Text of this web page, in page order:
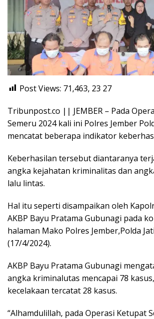
Post Views: 71,463, 23 27
Tribunpost.co || JEMBER – Pada
Semeru 2024 kali ini Polres Jember
mencatat beberapa indikator
Keberhasilan tersebut diantaranya
angka kejahatan kriminalitas dan
lalu lintas.
Hal itu seperti disampaikan oleh
AKBP Bayu Pratama Gubunagi pada
halaman Mako Polres Jember,Polda
(17/4/2024).
AKBP Bayu Pratama Gubunagi
angka kriminalutas mencapai 78
kecelakaan tercatat 28 kasus.
“Alhamdulillah, pada Operasi Ketupat